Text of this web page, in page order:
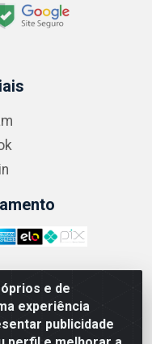
e de
experiência
publicidade
LTDA - CNPJ:
Júnior, 1045 -
- CEP 21020-124